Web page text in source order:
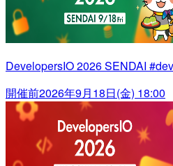
DevelopersIO 2026 SENDAI
開催前2026年9月18日(金) 18:00